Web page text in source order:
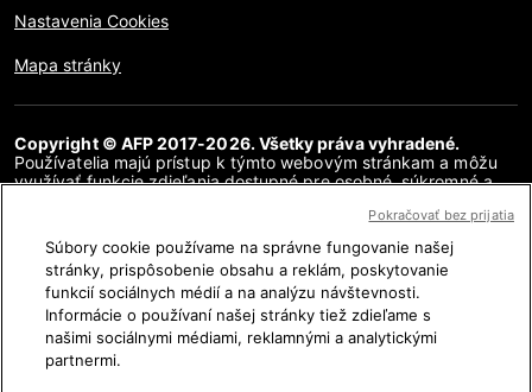
Nastavenia Cookies
Mapa stránky
Copyright © AFP 2017-2026. Všetky práva vyhradené.
Používatelia majú prístup k týmto webovým stránkam a môžu
využívať funkcie zdieľania dostupné pre osobné, súkromné a
reprodukcia, komunikácia pre verejnosť alebo distribúcia
obsahu tejto webovej stránky, či už v celku alebo čiastočne, na
akékoľvek iné účely a/alebo akýmkoľvek iným spôsobom, bez
osobitnej licenčnej zmluvy podpísanej s AFP, je prísne
zakázaná. Obsah zobrazený alebo zahrnutý prostredníctvom
hypertextových odkazov v článkoch AFP Fakty sa poskytuje v
rozsahu potrebnom na vysvetlenie overenia príslušných
informácií. Spoločnosť AFP nezískala žiadne práva od autorov
alebo vlastníkov autorských práv k tomuto obsahu tretích strán
Súbory cookie používame na správne fungovanie našej
stránky, prispôsobenie obsahu a reklám, poskytovanie
funkcií sociálnych médií a na analýzu návštevnosti.
Informácie o používaní našej stránky tiež zdieľame s
našimi sociálnymi médiami, reklamnými a analytickými
partnermi.
Pokračovať bez prijatia